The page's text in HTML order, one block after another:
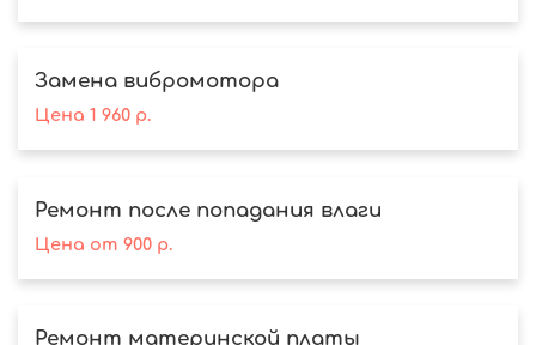
Замена вибромотора
Цена 1 960р.
Ремонт после попадания влаги
Цена от 900р.
Ремонт материнской платы